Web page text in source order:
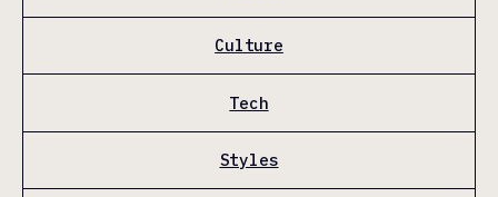
Culture
Tech
Styles